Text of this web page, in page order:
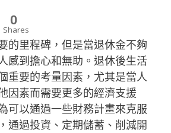
0
Shares
的里程碑，但是當退休金不夠
感到擔心和無助。退休後生活
重要的考量因素，尤其是當人
因素而需要更多的經濟支援
可以通過一些財務計畫來克服
通過投資、定期儲蓄、削減開